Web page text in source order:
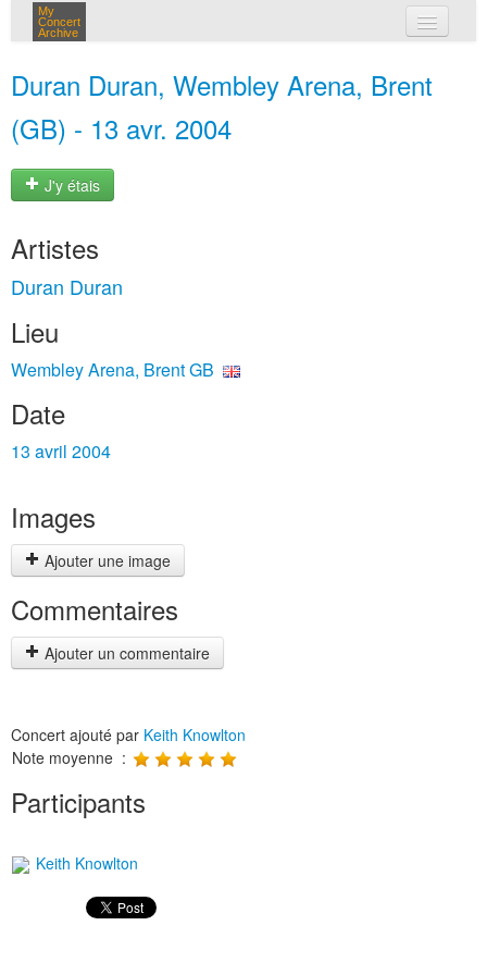
My
Concert
Archive
Duran Duran, Wembley Arena, Brent
(GB) - 13 avr. 2004
J'y étais
Artistes
Duran Duran
Lieu
Wembley Arena, Brent GB
Date
13 avril 2004
Images
Ajouter une image
Commentaires
Ajouter un commentaire
Concert ajouté par Keith Knowlton
Note moyenne :
Participants
Keith Knowlton